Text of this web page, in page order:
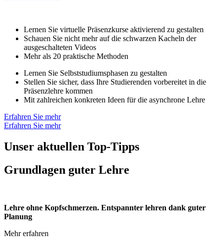
Lernen Sie virtuelle Präsenzkurse aktivierend zu gestalten
Schauen Sie nicht mehr auf die schwarzen Kacheln der
ausgeschalteten Videos
Mehr als 20 praktische Methoden
Lernen Sie Selbststudiumsphasen zu gestalten
Stellen Sie sicher, dass Ihre Studierenden vorbereitet in die
Präsenzlehre kommen
Mit zahlreichen konkreten Ideen für die asynchrone Lehre
Erfahren Sie mehr
Erfahren Sie mehr
Unser aktuellen Top-Tipps
Grundlagen guter Lehre
Lehre ohne Kopfschmerzen. Entspannter lehren dank guter
Planung
Mehr erfahren